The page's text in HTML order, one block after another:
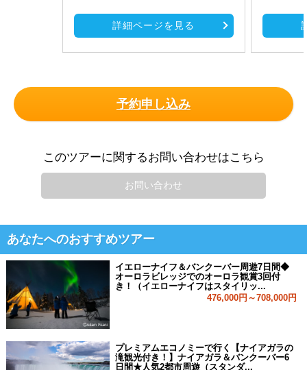
詳細ページを見る
予約申し込み
このツアーに関するお問い合わせはこちら
お問い合わせ
あなたへのおすすめツアー
イエローナイフ＆バンクーバー周遊7日間◆
オーロラビレッジでのオーロラ観賞3回付
き！（イエローナイフはスタイリッ...
476,000円～708,000円
プレミアムエコノミーで行く【ナイアガラの
滝観光付き！】ナイアガラ＆バンクーバー6
日間★人気2都市周遊（スタンダ...